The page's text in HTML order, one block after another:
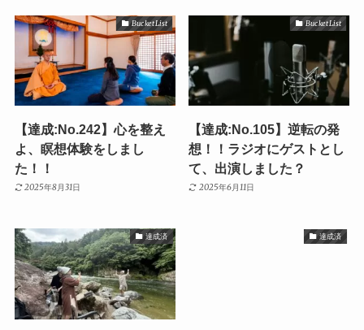
Bucket List
【達成:No.242】心を整え
よ、瞑想体験をしまし
た！！
2025年8月31日
Bucket List
【達成:No.105】逆転の発
想！！ラジオにゲストとし
て、出演しました？
2025年6月11日
達成済 達成済